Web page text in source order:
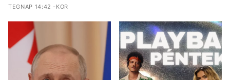
TEGNAP 14:42 -KOR